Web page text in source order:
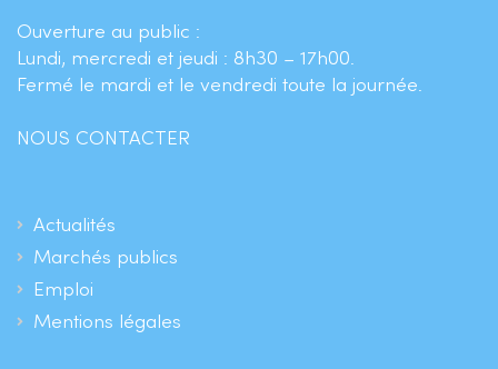
Ouverture au public :
Lundi, mercredi et jeudi : 8h30 – 17h00.
Fermé le mardi et le vendredi toute la journée.
NOUS CONTACTER
Actualités
Marchés publics
Emploi
Mentions légales